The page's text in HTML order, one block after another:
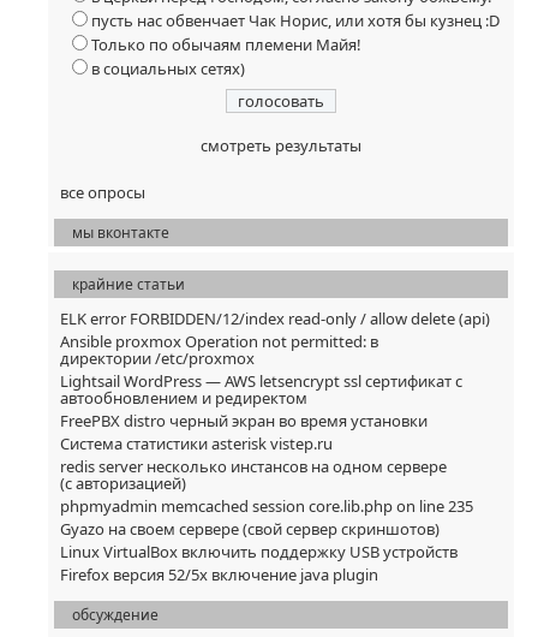
пусть нас обвенчает Чак Норис, или хотя бы кузнец :D
Только по обычаям племени Майя!
в социальных сетях)
смотреть результаты
все опросы
мы вконтакте
крайние статьи
ELK error FORBIDDEN/12/index read-only / allow delete (api)
Ansible proxmox Operation not permitted: в
директории /etc/proxmox
Lightsail WordPress — AWS letsencrypt ssl сертификат с
автообновлением и редиректом
FreePBX distro черный экран во время установки
Система статистики asterisk vistep.ru
redis server несколько инстансов на одном сервере
(с авторизацией)
phpmyadmin memcached session core.lib.php on line 235
Gyazo на своем сервере (свой сервер скриншотов)
Linux VirtualBox включить поддержку USB устройств
Firefox версия 52/5x включение java plugin
обсуждение